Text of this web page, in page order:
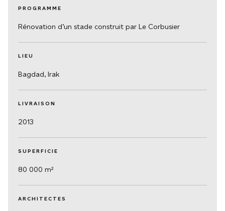
PROGRAMME
Rénovation d’un stade construit par Le Corbusier
LIEU
Bagdad, Irak
LIVRAISON
2013
SUPERFICIE
80 000 m²
ARCHITECTES